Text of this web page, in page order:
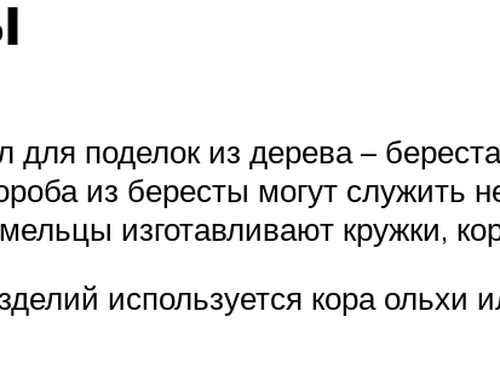
поделок из дерева –
из бересты могут служить
изготавливают кружки,
используется кора ольхи